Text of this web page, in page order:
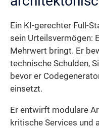
Ein KI-gerechter Full-
sein Urteilsvermögen:
Mehrwert bringt. Er
technische Schulden,
bevor er
einsetzt.
Er entwirft modulare
kritische Services und